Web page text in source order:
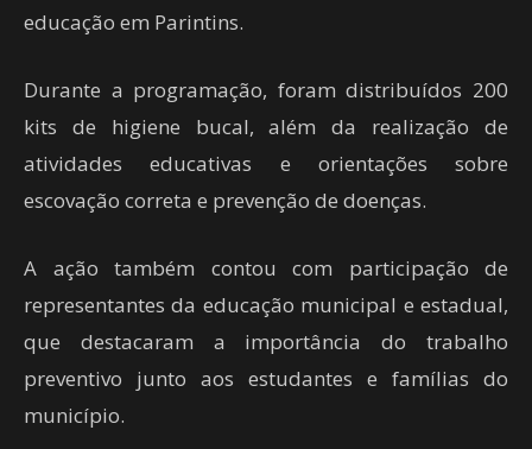
educação em Parintins.
Durante a programação, foram distribuídos 200
kits de higiene bucal, além da realização de
atividades educativas e orientações sobre
escovação correta e prevenção de doenças.
A ação também contou com participação de
representantes da educação municipal e estadual,
que destacaram a importância do trabalho
preventivo junto aos estudantes e famílias do
município.